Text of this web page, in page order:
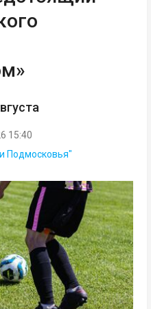
15:40
Подмосковья"